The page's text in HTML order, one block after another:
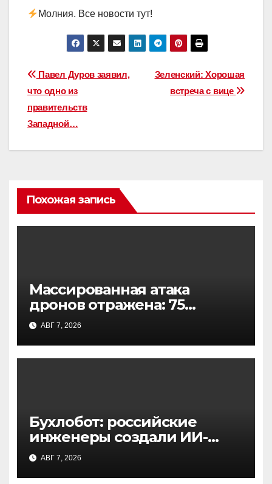
Молния. Все новости тут!
Навигация
по
записям
Зеленский: Хорошая
встреча с вице
Павел Дуров заявил,
что одно из
правительств
Западной…
Похожая запись
Массированная атака
дронов отражена: 75
беспилотников
уничтожено над
российскими регионами
АВГ 7, 2026
Бухлобот: российские
инженеры создали ИИ-
собутыльника для умного
бара
АВГ 7, 2026